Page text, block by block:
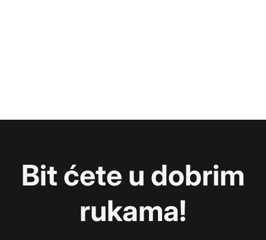
Bit ćete u dobrim
rukama!